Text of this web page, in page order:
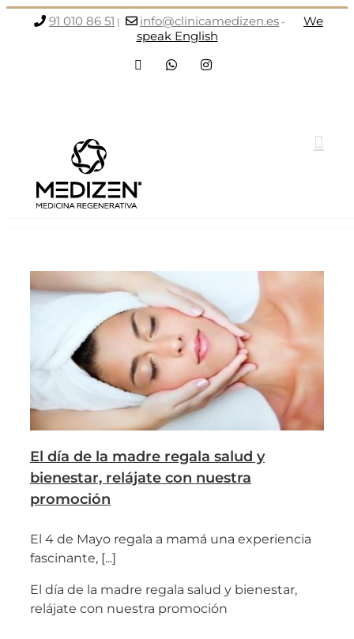
91 010 86 51 | info@clinicamedizen.es -
We
speak English
FacebookWhatsAppInstagram
El día de la madre regala salud y
bienestar, relájate con nuestra
promoción
El 4 de Mayo regala a mamá una experiencia
fascinante, [...]
El día de la madre regala salud y bienestar,
relájate con nuestra promoción